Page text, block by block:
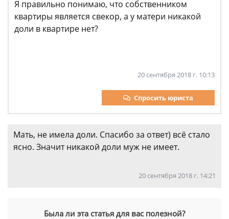
Я правильно понимаю, что собственником
квартиры является свекор, а у матери никакой
доли в квартире нет?
20 сентября 2018 г. 10:13
Спросить юриста
Мать, не имела доли. Спасибо за ответ) всё стало
ясно. Значит никакой доли муж не имеет.
20 сентября 2018 г. 14:21
Была ли эта статья для вас полезной?